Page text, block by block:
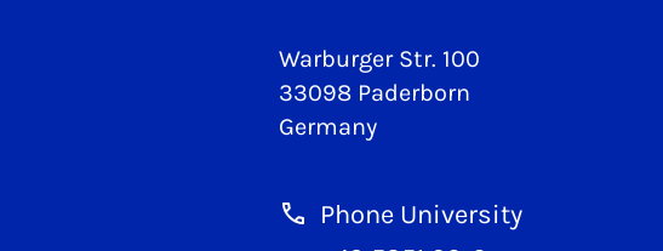
Warburger Str. 100
33098 Paderborn
Germany
Phone University